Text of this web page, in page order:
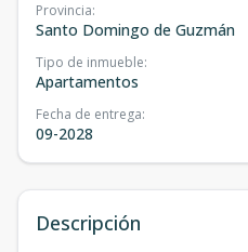
Provincia:
Santo Domingo de Guzmán
Tipo de inmueble:
Apartamentos
Fecha de entrega:
09-2028
Descripción